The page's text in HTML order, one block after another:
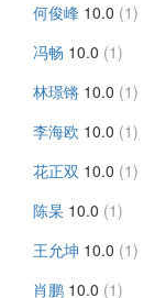
何俊峰 10.0 (1)
冯畅 10.0 (1)
林璟锵 10.0 (1)
李海欧 10.0 (1)
花正双 10.0 (1)
陈杲 10.0 (1)
王允坤 10.0 (1)
肖鹏 10.0 (1)